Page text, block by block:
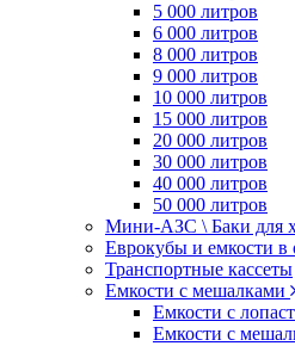
5 000 литров
6 000 литров
8 000 литров
9 000 литров
10 000 литров
15 000 литров
20 000 литров
30 000 литров
40 000 литров
50 000 литров
Мини-АЗС \ Баки для
Еврокубы и емкости в
Транспортные кассеты
Емкости с мешалками
Емкости с
Емкости с